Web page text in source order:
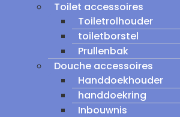
Toilet accessoires
Toiletrolhouder
toiletborstel
Prullenbak
Douche accessoires
Handdoekhouder
handdoekring
Inbouwnis